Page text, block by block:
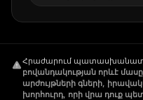
Հրաժարում
բովանդակության որևէ
արժույթների գների,
խորհուրդ, որի վրա դուք